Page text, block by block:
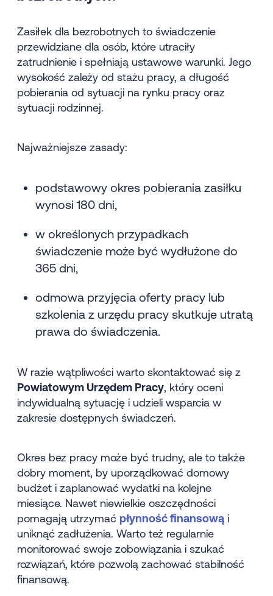
Zasiłek dla bezrobotnych to świadczenie
przewidziane dla osób, które utraciły
zatrudnienie i spełniają ustawowe warunki. Jego
wysokość zależy od stażu pracy, a długość
pobierania od sytuacji na rynku pracy oraz
sytuacji rodzinnej.
Najważniejsze zasady:
podstawowy okres pobierania zasiłku
wynosi 180 dni,
w określonych przypadkach
świadczenie może być wydłużone do
365 dni,
odmowa przyjęcia oferty pracy lub
szkolenia z urzędu pracy skutkuje utratą
prawa do świadczenia.
W razie wątpliwości warto skontaktować się z
Powiatowym Urzędem Pracy, który oceni
indywidualną sytuację i udzieli wsparcia w
zakresie dostępnych świadczeń.
Okres bez pracy może być trudny, ale to także
dobry moment, by uporządkować domowy
budżet i zaplanować wydatki na kolejne
miesiące. Nawet niewielkie oszczędności
pomagają utrzymać płynność finansową i
uniknąć zadłużenia. Warto też regularnie
monitorować swoje zobowiązania i szukać
rozwiązań, które pozwolą zachować stabilność
finansową.